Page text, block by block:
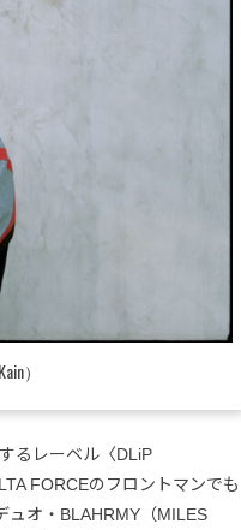
）
るレーベル〈DLiP
FORCEのフロントマンでも
ュオ・BLAHRMY（MILES